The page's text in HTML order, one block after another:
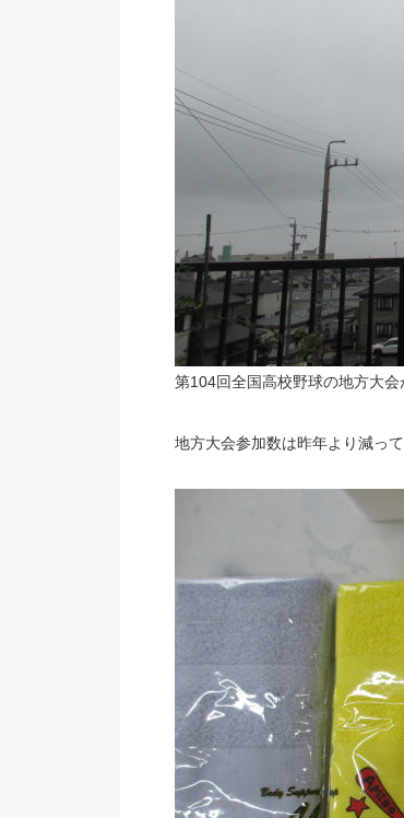
第104回全国高校野球の地方大会
地方大会参加数は昨年より減っ